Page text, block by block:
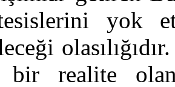
yok
bir realite